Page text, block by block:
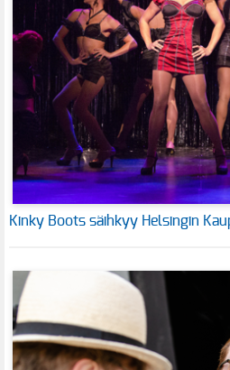
Kinky Boots säihkyy Helsingin